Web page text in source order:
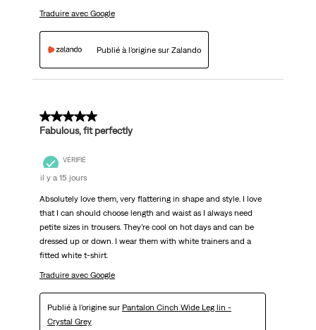
Traduire avec Google
Publié à l'origine sur Zalando
5 sur 5 étoiles.
Fabulous, fit perfectly
VÉRIFIÉ
il y a 15 jours
Absolutely love them, very flattering in shape and style. I love
that I can should choose length and waist as I always need
petite sizes in trousers. They’re cool on hot days and can be
dressed up or down. I wear them with white trainers and a
fitted white t-shirt.
Traduire avec Google
Publié à l'origine sur Pantalon Cinch Wide Leg lin -
Crystal Grey